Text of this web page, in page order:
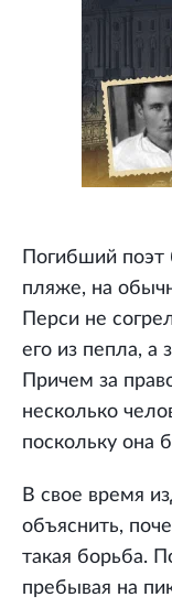
Погибший
пляже, на
Перси не
его из пепла,
Причем за
несколько
поскольку она
В свое время
объяснить,
такая борьба.
пребывая на